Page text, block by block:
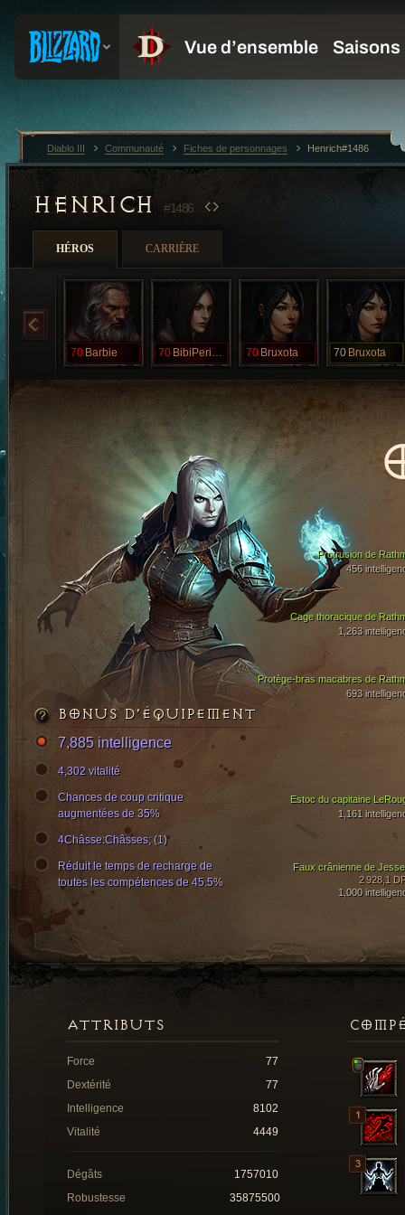
HENRICH #1486
HÉROS CARRIÈRE
70 Barbie 70 BibiPerigosa 70 Bruxota 70 Bruxota
Cage thoracique de
1,263
Protège-bras macabres de
693
Protrusion de
456
Estoc du capitaine
1,161
Faux crânienne de
2 928,1
1,000
BONUS D’ÉQUIPEMENT
7,885 intelligence
4,302 vitalité
Chances de coup critique
augmentées de 35%
4Châsse:Châsses; (1)
Réduit le temps de recharge de
toutes les compétences de 45.5%
ATTRIBUTS
Force
77
Dextérité
77
Intelligence
8102
Vitalité
4449
Dégâts
1757010
Robustesse
35875500
Diablo III Communauté Fiches de personnages Henrich#1486